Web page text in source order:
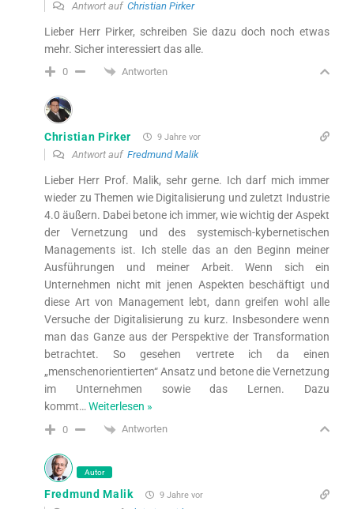
Antwort auf Christian Pirker
Lieber Herr Pirker, schreiben Sie dazu doch noch etwas
mehr. Sicher interessiert das alle.
0 Antworten
Christian Pirker 9 Jahre vor
Antwort auf Fredmund Malik
Lieber Herr Prof. Malik, sehr gerne. Ich darf mich immer
wieder zu Themen wie Digitalisierung und zuletzt Industrie
4.0 äußern. Dabei betone ich immer, wie wichtig der Aspekt
der Vernetzung und des systemisch-kybernetischen
Managements ist. Ich stelle das an den Beginn meiner
Ausführungen und meiner Arbeit. Wenn sich ein
Unternehmen nicht mit jenen Aspekten beschäftigt und
diese Art von Management lebt, dann greifen wohl alle
Versuche der Digitalisierung zu kurz. Insbesondere wenn
man das Ganze aus der Perspektive der Transformation
betrachtet. So gesehen vertrete ich da einen
„menschenorientierten“ Ansatz und betone die Vernetzung
im Unternehmen sowie das Lernen. Dazu
kommt… Weiterlesen »
0 Antworten
Autor
Fredmund Malik 9 Jahre vor